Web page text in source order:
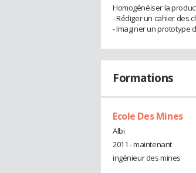
Homogénéiser la
- Rédiger un cahier des
- Imaginer un prototype
Formations
Ecole Des Mines
Albi
2011 - maintenant
ingénieur des mines